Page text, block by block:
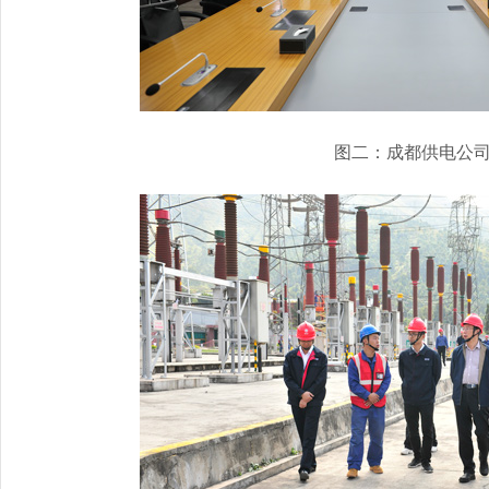
图二：成都供电公